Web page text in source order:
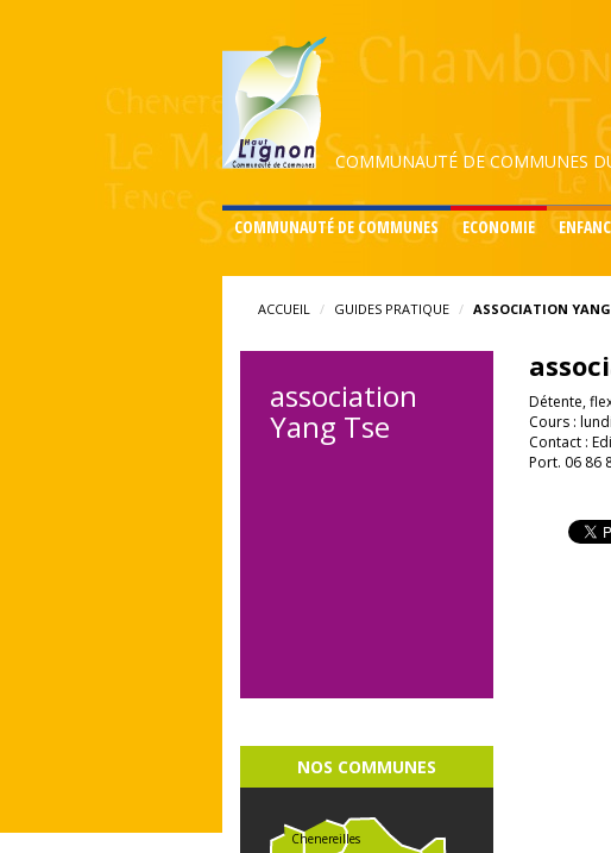
COMMUNAUTÉ DE COMMUNES
COMMUNAUTÉ DE COMMUNES ECONOMIE
ACCUEIL GUIDES PRATIQUE ASSOCIATION
association
Yang Tse
NOS COMMUNES
Chenereilles
Détente,
Cours :
Contact :
Port. 06 86